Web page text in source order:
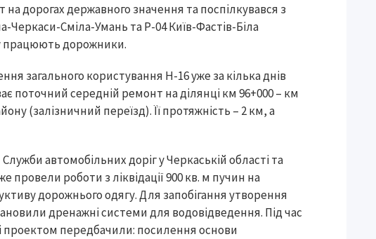
дорогах державного значення та поспілкувався з
Сміла-Умань та Р-04 Київ-Фастів-Біла
працюють дорожники.
загального користування Н-16 уже за кілька днів
поточний середній ремонт на ділянці км 96+000 – км
(залізничний переїзд). Її протяжність – 2 км, а
автомобільних доріг у Черкаській області та
провели роботи з ліквідації 900 кв. м пучин на
дорожнього одягу. Для запобігання утворення
дренажні системи для водовідведення. Під час
проектом передбачили: посилення основи